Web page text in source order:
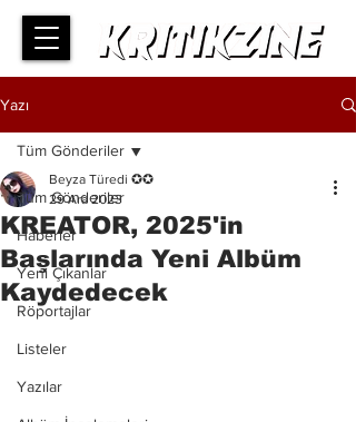
Yazı
Tüm Gönderiler
Haberler
Yeni Çıkanlar
Röportajlar
Listeler
Yazılar
Tüm Gönderiler
KREATOR, 2025'in
Başlarında Yeni Albüm
Kaydedecek
Beyza Türedi ✪✪
29 Ara 2023